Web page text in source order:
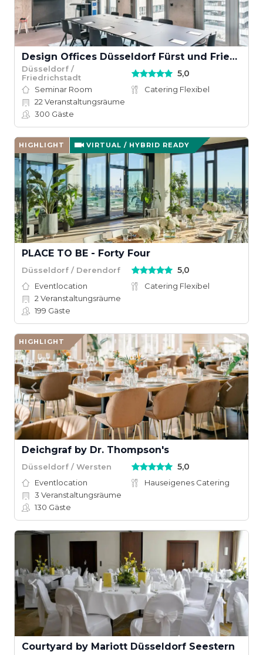
Design Offices Düsseldorf Fürst und Friedrich
Düsseldorf /
Friedrichstadt
5,0
Seminar Room
Catering Flexibel
22 Veranstaltungsräume
300 Gäste
HIGHLIGHT VIRTUAL / HYBRID READY
PLACE TO BE - Forty Four
Düsseldorf / Derendorf 5,0
Eventlocation
Catering Flexibel
2 Veranstaltungsräume
199 Gäste
HIGHLIGHT
Deichgraf by Dr. Thompson's
Düsseldorf / Wersten 5,0
Eventlocation
Hauseigenes Catering
3 Veranstaltungsräume
130 Gäste
Courtyard by Mariott Düsseldorf Seestern